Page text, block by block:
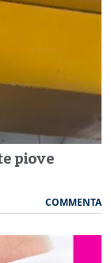
piove
COMMENTA